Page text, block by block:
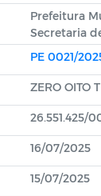
Prefeitura
Secretaria
PE 0021/
ZERO OITO
26.551.425/
16/07/2025
15/07/2025